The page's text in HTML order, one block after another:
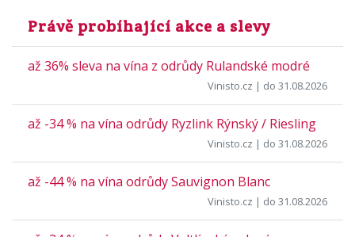
Právě probíhající akce a slevy
až 36% sleva na vína z odrůdy Rulandské modré
Vinisto.cz | do 31.08.2026
až -34 % na vína odrůdy Ryzlink Rýnský / Riesling
Vinisto.cz | do 31.08.2026
až -44 % na vína odrůdy Sauvignon Blanc
Vinisto.cz | do 31.08.2026